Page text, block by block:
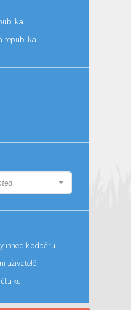
republika
ihned k odběru
uživatelé